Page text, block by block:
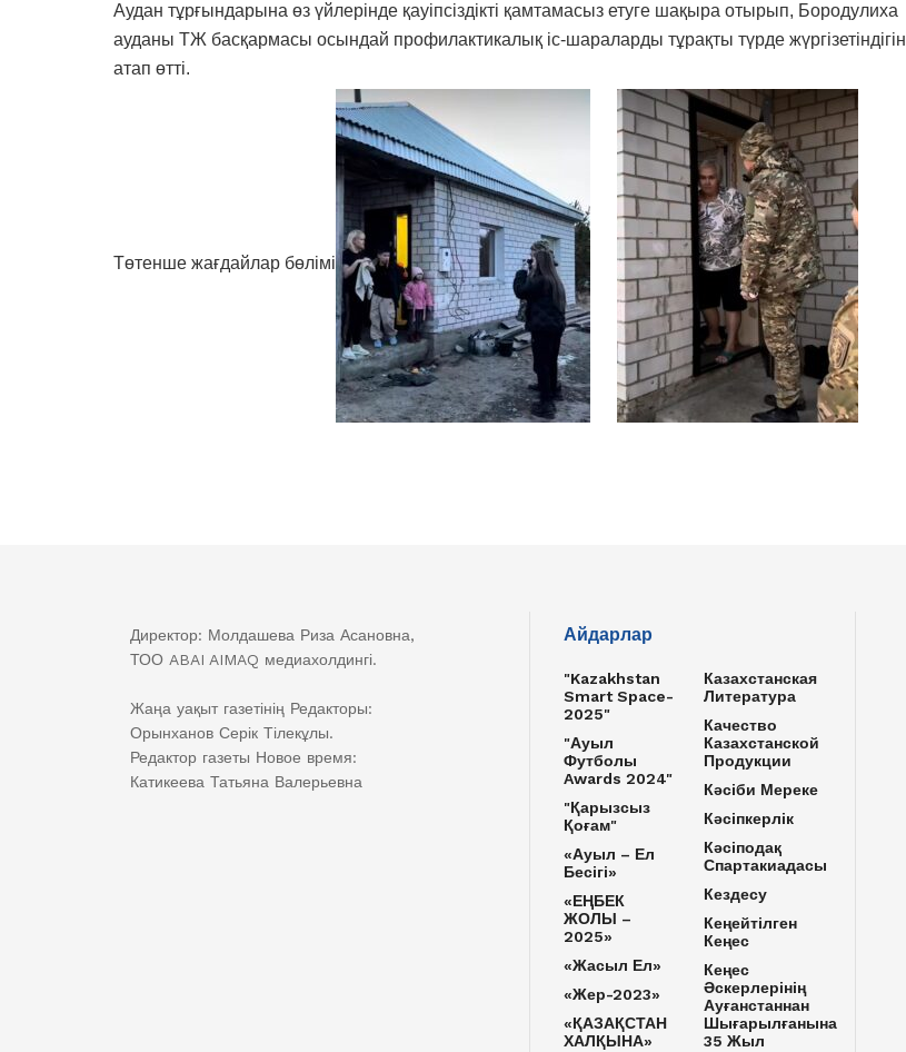
Аудан тұрғындарына өз үйлерінде қауіпсіздікті қамтамасыз етуге шақыра отырып, Бородулиха
ауданы ТЖ басқармасы осындай профилактикалық іс-шараларды тұрақты түрде жүргізетіндігін
атап өтті.
Төтенше жағдайлар бөлімі
Директор: Молдашева Риза Асановна,
ТОО ABAI AIMAQ медиахолдингі.
Жаңа уақыт газетінің Редакторы:
Орынханов Серік Тілекұлы.
Редактор газеты Новое время:
Катикеева Татьяна Валерьевна
Айдарлар
"Kazakhstan
Smart Space-
2025"
"Ауыл
Футболы
Awards 2024"
"Қарызсыз
Қоғам"
«Ауыл – Ел
Бесігі»
«ЕҢБЕК
ЖОЛЫ –
2025»
«Жасыл Ел»
«Жер-2023»
«ҚАЗАҚСТАН
ХАЛҚЫНА»
Казахстанская
Литература
Качество
Казахстанской
Продукции
Кәсіби Мереке
Кәсіпкерлік
Кәсіподақ
Спартакиадасы
Кездесу
Кеңейтілген
Кеңес
Кеңес
Әскерлерінің
Ауғанстаннан
Шығарылғанына
35 Жыл